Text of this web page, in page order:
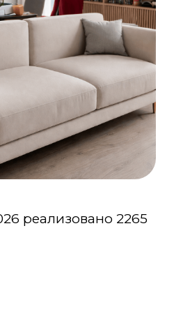
реализовано 2265